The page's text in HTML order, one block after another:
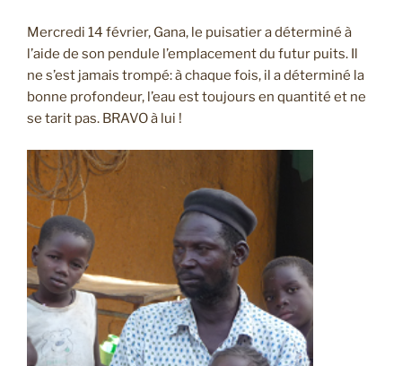
Mercredi 14 février, Gana, le puisatier a déterminé à
l’aide de son pendule l’emplacement du futur puits. Il
ne s’est jamais trompé: à chaque fois, il a déterminé la
bonne profondeur, l’eau est toujours en quantité et ne
se tarit pas. BRAVO à lui !